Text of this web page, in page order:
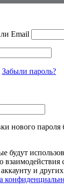
Email
Забыли пароль?
нового пароля
будут
взаимодействия
и